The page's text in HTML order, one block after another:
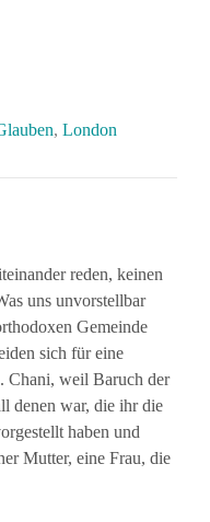
, London
reden, keinen
uns unvorstellbar
Gemeinde
sich für eine
Chani, weil Baruch der
denen war, die ihr die
haben und
Mutter, eine Frau, die